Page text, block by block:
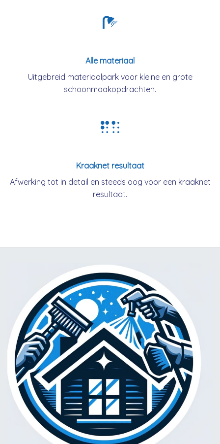
Alle materiaal
Uitgebreid materiaalpark voor kleine en grote
schoonmaakopdrachten.
Kraaknet resultaat
Afwerking tot in detail en steeds oog voor een kraaknet
resultaat.